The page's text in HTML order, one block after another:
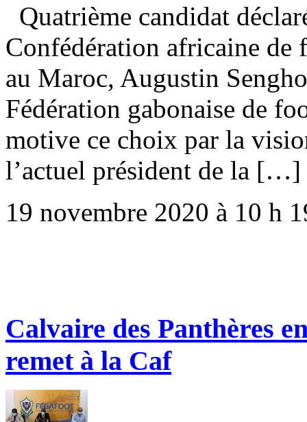
Quatrième candidat
Confédération africaine de
au Maroc, Augustin
Fédération gabonaise de
motive ce choix par la
l’actuel président de la […]
19 novembre 2020 à 10 h
Calvaire des Panthères
remet à la Caf